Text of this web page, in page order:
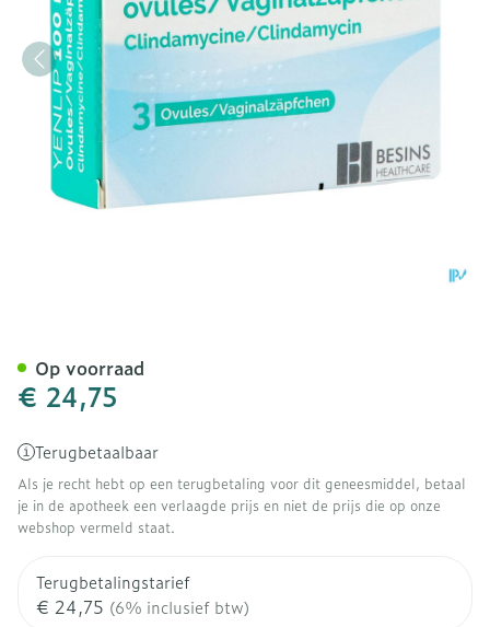
€ 24,75
Terugbetaalbaar
Als je recht hebt op een terugbetaling voor dit geneesmiddel, betaal
je in de apotheek een verlaagde prijs en niet de prijs die op onze
webshop vermeld staat.
Terugbetalingstarief
€ 24,75 (6% inclusief btw)
Op voorraad